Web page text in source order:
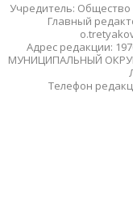
Учредитель: Общество
Главный
Адрес редакции:
МУНИЦИПАЛЬНЫЙ
Телефон